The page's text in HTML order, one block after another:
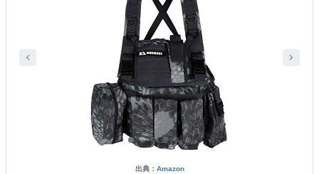
出典： Amazon